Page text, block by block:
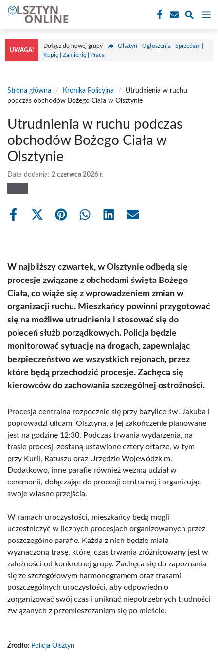
Przejdź
treści
UWAGA!
Dołącz do nowej grupy
Olsztyn - Ogłoszenia | Sprzedam |
Kupię | Zamienię | Praca
Strona główna / Kronika Policyjna /
Utrudnienia w ruchu
podczas obchodów Bożego Ciała w Olsztynie
Utrudnienia w ruchu podczas
obchodów Bożego Ciała w
Olsztynie
Data dodania: 2 czerwca 2026 r.
Share
Share
(Twitter)
Share Share Share Share
W najbliższy czwartek, w Olsztynie odbędą się
procesje związane z obchodami święta Bożego
Ciała, co wiąże się z wprowadzeniem zmian w
organizacji ruchu. Mieszkańcy powinni przygotować
się na możliwe utrudnienia i stosować się do
poleceń służb porządkowych. Policja będzie
monitorować sytuację na drogach, zapewniając
bezpieczeństwo we wszystkich rejonach, przez
które będą przechodzić procesje. Zachęca się
kierowców do zachowania szczególnej ostrożności.
Procesja centralna rozpocznie się przy bazylice św. Jakuba i
poprowadzi ulicami Olsztyna, a jej zakończenie planowane
jest na godzinę 12:30. Podczas trwania wydarzenia, na
trasie procesji zostaną ustawione cztery ołtarze, w tym
przy Kurii, Ratuszu oraz Urzędzie Wojewódzkim.
Dodatkowo, inne parafie również wezmą udział w
ceremonii, dołączając do procesji centralnej i organizując
swoje własne przejścia.
W ramach uroczystości, mieszkańcy będą mogli
uczestniczyć w licznych procesjach organizowanych przez
poszczególne parafie. Każda z nich będzie miała
wyznaczoną trasę, której czas trwania zróżnicowany jest w
zależności od konkretnej grupy. Zachęca się do zapoznania
się ze szczegółowym harmonogramem oraz trasami
poszczególnych uroczystości, aby odpowiednio
zorganizować swój czas i uniknąć niepotrzebnych trudności
związanych z przemieszczaniem się po mieście.
Źródło: Policja Olsztyn